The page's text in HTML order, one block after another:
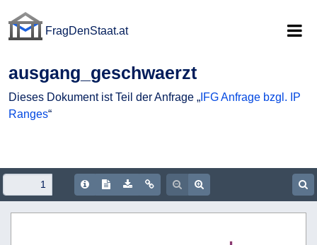
FragDenStaat.at
ausgang_geschwaerzt
Dieses Dokument ist Teil der Anfrage „ IFG Anfrage bzgl. IP
Ranges“
Document Info
Show/hide Text
Download PDF
Copy document URL
Zoom out